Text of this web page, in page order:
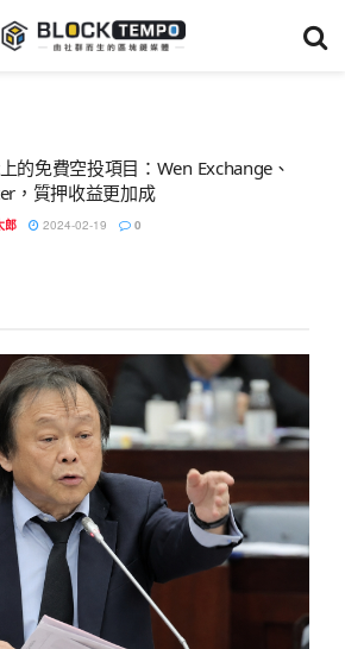
的免費空投項目：Wen Exchange、
，質押收益更加成
郎 2024-02-19 0